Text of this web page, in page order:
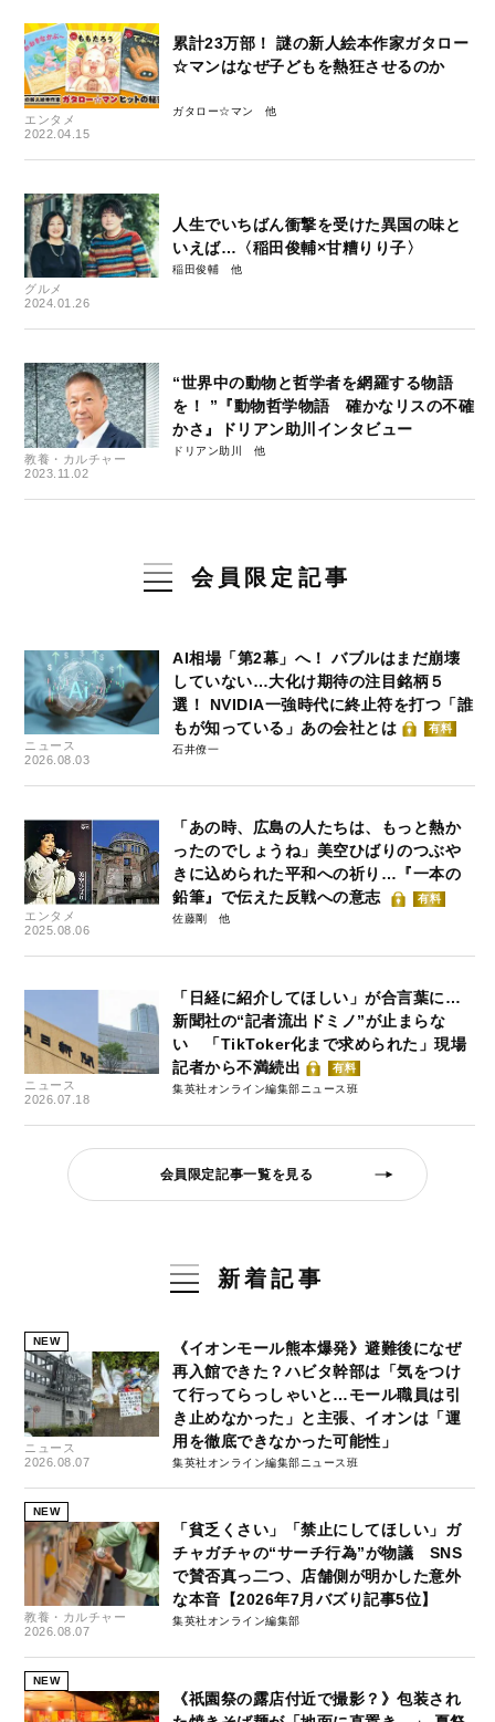
エンタメ
2022.04.15
累計23万部！ 謎の新人絵本作家ガタロー
☆マンはなぜ子どもを熱狂させるのか
ガタロー☆マン
グルメ
2024.01.26
人生でいちばん衝撃を受けた異国の味と
いえば…〈稲田俊輔×甘糟りり子〉
稲田俊輔
教養・カルチャー
2023.11.02
“世界中の動物と哲学者を網羅する物語
を！ ”『動物哲学物語 確かなリスの不確
かさ』ドリアン助川インタビュー
ドリアン助川
会員限定記事
ニュース
2026.08.03
AI相場「第2幕」へ！ バブルはまだ崩壊
していない…大化け期待の注目銘柄５
選！ NVIDIA一強時代に終止符を打つ「誰
もが知っている」あの会社とは
有料
石井僚一
エンタメ
2025.08.06
「あの時、広島の人たちは、もっと熱か
ったのでしょうね」美空ひばりのつぶや
きに込められた平和への祈り…『一本の
鉛筆』で伝えた反戦への意志
有料
佐藤剛
ニュース
2026.07.18
「日経に紹介してほしい」が合言葉に…
新聞社の“記者流出ドミノ”が止まらな
い 「TikToker化まで求められた」現場
記者から不満続出
有料
集英社オンライン編集部ニュース班
会員限定記事一覧を見る
新着記事
NEW
ニュース
2026.08.07
《イオンモール熊本爆発》避難後になぜ
再入館できた？ハビタ幹部は「気をつけ
て行ってらっしゃいと…モール職員は引
き止めなかった」と主張、イオンは「運
用を徹底できなかった可能性」
集英社オンライン編集部ニュース班
NEW
教養・カルチャー
2026.08.07
「貧乏くさい」「禁止にしてほしい」ガ
チャガチャの“サーチ行為”が物議 SNS
で賛否真っ二つ、店舗側が明かした意外
な本音【2026年7月バズり記事5位】
集英社オンライン編集部
NEW
《祇園祭の露店付近で撮影？》包装され